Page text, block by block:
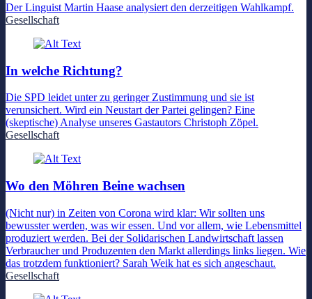
Der Linguist Martin Haase analysiert den derzeitigen Wahlkampf.
Gesellschaft
In welche Richtung?
Die SPD leidet unter zu geringer Zustimmung und sie ist
verunsichert. Wird ein Neustart der Partei gelingen? Eine
(skeptische) Analyse unseres Gastautors Christoph Zöpel.
Gesellschaft
Wo den Möhren Beine wachsen
(Nicht nur) in Zeiten von Corona wird klar: Wir sollten uns
bewusster werden, was wir essen. Und vor allem, wie Lebensmittel
produziert werden. Bei der Solidarischen Landwirtschaft lassen
Verbraucher und Produzenten den Markt allerdings links liegen. Wie
das trotzdem funktioniert? Sarah Weik hat es sich angeschaut.
Gesellschaft